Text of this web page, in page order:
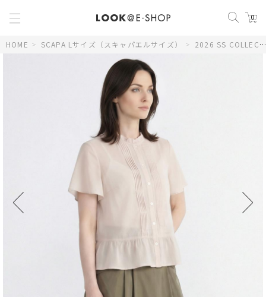
0
HOME > SCAPA Lサイズ（スキャパエルサイズ） > 2026 SS COLLECTION